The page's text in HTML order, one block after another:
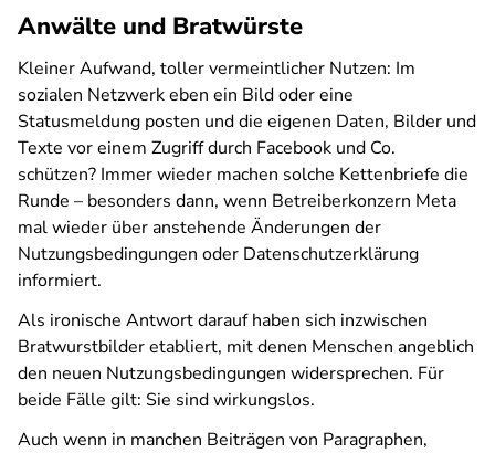
Anwälte und Bratwürste
Kleiner Aufwand, toller vermeintlicher Nutzen: Im
sozialen Netzwerk eben ein Bild oder eine
Statusmeldung posten und die eigenen Daten, Bilder und
Texte vor einem Zugriff durch Facebook und Co.
schützen? Immer wieder machen solche Kettenbriefe die
Runde – besonders dann, wenn Betreiberkonzern Meta
mal wieder über anstehende Änderungen der
Nutzungsbedingungen oder Datenschutzerklärung
informiert.
Als ironische Antwort darauf haben sich inzwischen
Bratwurstbilder etabliert, mit denen Menschen angeblich
den neuen Nutzungsbedingungen widersprechen. Für
beide Fälle gilt: Sie sind wirkungslos.
Auch wenn in manchen Beiträgen von Paragraphen,